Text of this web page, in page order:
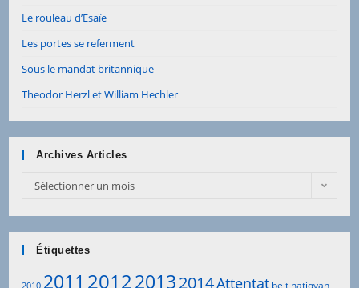
Le rouleau d’Esaïe
Les portes se referment
Sous le mandat britannique
Theodor Herzl et William Hechler
Archives Articles
Archives
Sélectionner un mois
Étiquettes
2010 2011 201220132014Attentat beit hatiqvah